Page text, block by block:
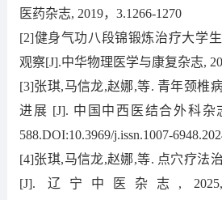
医药杂志, 2019，3.1266-1270
[2]健身气功八段锦锻炼治疗大学
观察[J].中华物理医学与康复杂志,
[3]张琪,马信龙,赵娜,等. 青年颈椎
进展 [J]. 中国中西医结合外科杂
588.DOI:10.3969/j.issn.1007-
[4]张琪,马信龙,赵娜,等. 点穴疗法
[J]. 辽宁中医杂志, 2025,